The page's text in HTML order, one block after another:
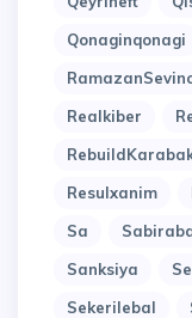
Qonaginqonagi
Realkiber
Resulxanim
Sa
Sanksiya
Sekerilebal